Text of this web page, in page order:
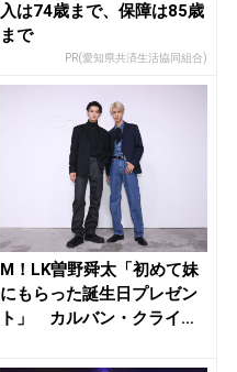
入は74歳まで、保障は85歳
まで
PR(愛知県共済生活協同組合)
M！LK曽野舜太「初めて妹
にもらった誕生日プレゼン
ト」 カルバン・クライン